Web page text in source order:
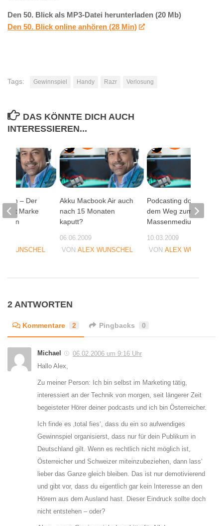
Den 50. Blick als MP3-Datei herunterladen (20 Mb)
Den 50. Blick online anhören (28 Min)
Tags: Gewinnspiel Handy Razr Verlosung
DAS KÖNNTE DICH AUCH
INTERESSIEREN...
Akku Macbook Air auch
nach 15 Monaten
kaputt?
06.06.2009
VON ALEX WUNSCHEL
Podcasting doch auf
dem Weg zum
Massenmedium?
10.03.2009
VONALEX WUNSCHEL
– Der
Marke
WUNSCHEL
2 ANTWORTEN
Kommentare 2 Pingbacks 0
Michael
06.02.2006 um 9:16 Uhr
Hallo Alex,
Zu meiner Person: Ich bin selbst im Marketing tätig,
interessiert an der Technik von morgen, seit längerer Zeit
begeisteter Hörer deiner podcasts und ich bin Österreicher.
Ich finde es ‚total fies‘, dass du ein so aufwendiges
Gewinnspiel organisierst, dass nur für dein Publikum in
Deutschland gilt. Wenn es rechtlich nicht möglich ist,
Österreicher und Schweizer miteinzubeziehen, dann lass‘
lieber das Ganze gleich bleiben. Das ist nur demotivierend
und gibt vor, dass du eigentlich gar kein Interesse an den
Hörern aus dem Ausland hast. Dieser Eindruck sollte doch
nicht entstehen – oder?